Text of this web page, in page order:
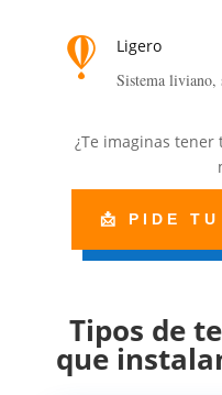

Ligero
Sistema liviano,
¿Te imaginas
📩 PIDE TU
Tipos de
que